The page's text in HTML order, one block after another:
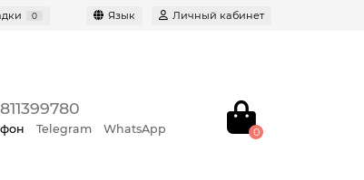
0 Язык Личный кабинет
Telegram WhatsApp 0